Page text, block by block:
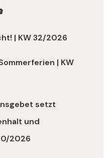
| KW 32/2026
| KW
setzt
und
2026